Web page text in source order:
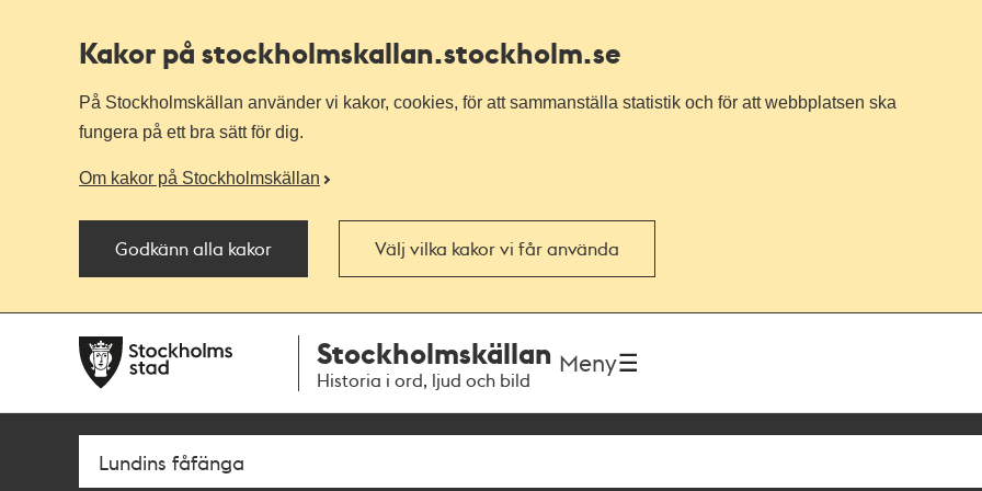
Kakor på stockholmskallan.stockholm.se
På Stockholmskällan använder vi kakor, cookies, för att sammanställa statistik och för att webbplatsen ska
fungera på ett bra sätt för dig.
Om kakor på Stockholmskällan
Godkänn alla kakor Välj vilka kakor vi får använda
navigationen
huvudinnehållet
Stockholmskällan
Historia i ord, ljud och bild
Meny
Sök